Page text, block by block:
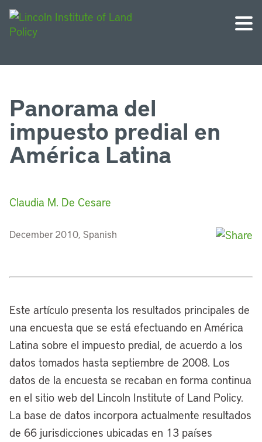
Panorama del
impuesto predial en
América Latina
Claudia M. De Cesare
December 2010, Spanish
Este artículo presenta los resultados principales de
una encuesta que se está efectuando en América
Latina sobre el impuesto predial, de acuerdo a los
datos tomados hasta septiembre de 2008. Los
datos de la encuesta se recaban en forma continua
en el sitio web del Lincoln Institute of Land Policy.
La base de datos incorpora actualmente resultados
de 66 jurisdicciones ubicadas en 13 países